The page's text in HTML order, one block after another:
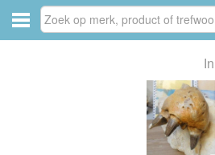
van fossielen en mineralen